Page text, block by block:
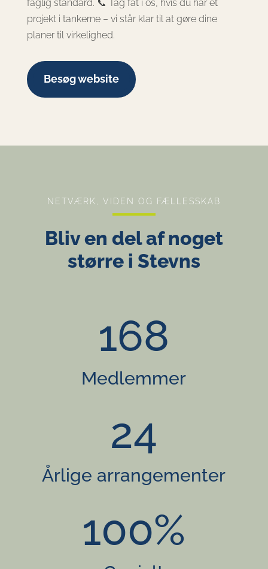
faglig standard. 📞 Tag fat i os, hvis du har et
projekt i tankerne – vi står klar til at gøre dine
planer til virkelighed.
Besøg website
NETVÆRK, VIDEN OG FÆLLESSKAB
Bliv en del af noget
større i Stevns
168
Medlemmer
24
Årlige arrangementer
100%